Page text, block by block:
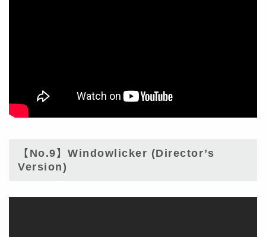
【No.9】Windowlicker (Director’s
Version)